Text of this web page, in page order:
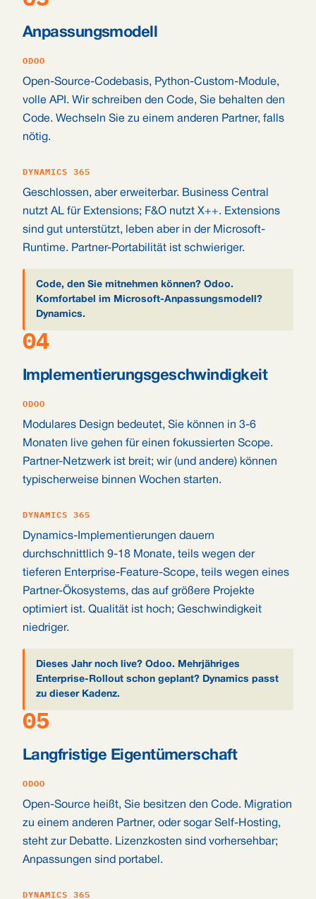
Anpassungsmodell
ODOO
Open-Source-Codebasis, Python-Custom-Module,
volle API. Wir schreiben den Code, Sie behalten den
Code. Wechseln Sie zu einem anderen Partner, falls
nötig.
DYNAMICS 365
Geschlossen, aber erweiterbar. Business Central
nutzt AL für Extensions; F&O nutzt X++. Extensions
sind gut unterstützt, leben aber in der Microsoft-
Runtime. Partner-Portabilität ist schwieriger.
Code, den Sie mitnehmen können? Odoo.
Komfortabel im Microsoft-Anpassungsmodell?
Dynamics.
04
Implementierungsgeschwindigkeit
ODOO
Modulares Design bedeutet, Sie können in 3-6
Monaten live gehen für einen fokussierten Scope.
Partner-Netzwerk ist breit; wir (und andere) können
typischerweise binnen Wochen starten.
DYNAMICS 365
Dynamics-Implementierungen dauern
durchschnittlich 9-18 Monate, teils wegen der
tieferen Enterprise-Feature-Scope, teils wegen eines
Partner-Ökosystems, das auf größere Projekte
optimiert ist. Qualität ist hoch; Geschwindigkeit
niedriger.
Dieses Jahr noch live? Odoo. Mehrjähriges
Enterprise-Rollout schon geplant? Dynamics passt
zu dieser Kadenz.
05
Langfristige Eigentümerschaft
ODOO
Open-Source heißt, Sie besitzen den Code. Migration
zu einem anderen Partner, oder sogar Self-Hosting,
steht zur Debatte. Lizenzkosten sind vorhersehbar;
Anpassungen sind portabel.
DYNAMICS 365